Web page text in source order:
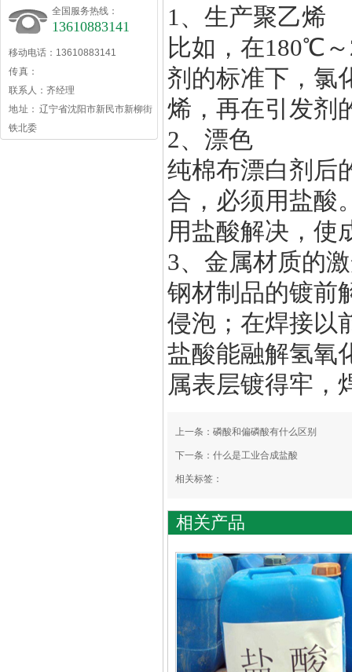
1、生产聚乙烯
比如，在180℃
剂的标准下，氯
烯，再在引发剂
2、漂色
纯棉布漂白剂后
合，必须用盐酸
用盐酸解决，使
3、金属材质的
钢材制品的镀前
侵泡；在焊接以
盐酸能融解氢氧
属表层镀得牢，
上一条： 磷酸和偏磷酸有什么区别
下一条： 什么是工业合成盐酸
相关标签：
相关产品
全国服务热线：
13610883141
移动电话：13610883141
传 真：
联系人：齐经理
地 址： 辽宁省沈阳市新民市新柳街
铁北委